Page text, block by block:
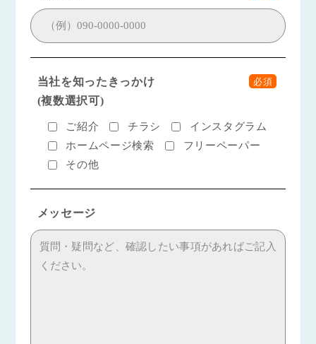
当社を知ったきっかけ
(複数選択可)
必須
ご紹介 チラシ
インスタグラム
ホームページ検索
フリーペーパー
その他
メッセージ